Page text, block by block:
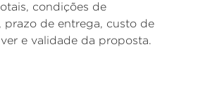
condições de
prazo de entrega, custo de
e validade da proposta.